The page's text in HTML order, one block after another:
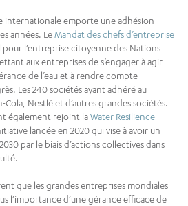
internationale emporte une adhésion
années. LeMandat des chefs d’entreprise
l’entreprise citoyenne des Nations
aux entreprises de s’engager à agir
de l’eau et à rendre compte
Les 240 sociétés ayant adhéré au
Nestlé et d’autres grandes sociétés.
également rejoint laWater Resilience
lancée en 2020 qui vise à avoir un
par le biais d’actions collectives dans
que les grandes entreprises mondiales
l’importance d’une gérance efficace de